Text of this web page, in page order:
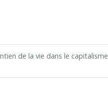
de la vie dans le capitalisme